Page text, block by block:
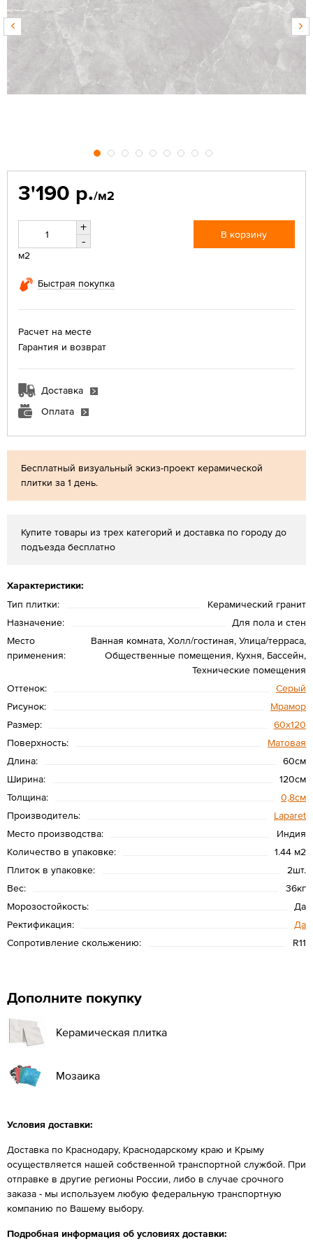
Бесплатный визуальный эскиз-проект керамической
плитки за 1 день.
Купите товары из трех категорий и доставка по городу до
подъезда бесплатно
Характеристики:
Тип плитки:
Керамический гранит
Назначение:
Для пола и стен
Место
применения:
Ванная комната, Холл/гостиная, Улица/терраса,
Общественные помещения, Кухня, Бассейн,
Технические помещения
Оттенок:
Серый
Рисунок:
Мрамор
Размер:
60х120
Поверхность:
Матовая
Длина:
60см
Ширина:
120см
Толщина:
0,8см
Производитель:
Laparet
Место производства:
Индия
Количество в упаковке:
1.44 м2
Плиток в упаковке:
2шт.
Вес:
36кг
Морозостойкость:
Да
Ректификация:
Да
Сопротивление скольжению:
R11
3'190 р./м2
+
-
м2
В корзину
Быстрая покупка
Расчет на месте
Гарантия и возврат
Доставка
Оплата
Дополните покупку
Керамическая плитка
Мозаика
Условия доставки:
Доставка по Краснодару, Краснодарскому краю и Крыму
осуществляется нашей собственной транспортной службой. При
отправке в другие регионы России, либо в случае срочного
заказа - мы используем любую федеральную транспортную
компанию по Вашему выбору.
Подробная информация об условиях доставки: